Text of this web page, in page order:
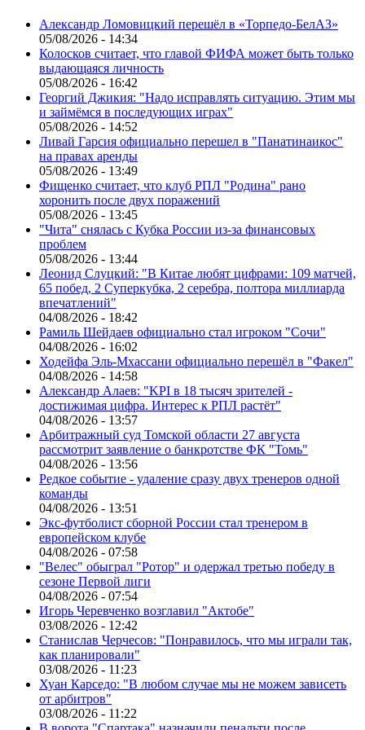
Александр Ломовицкий перешёл в «Торпедо-БелАЗ»
05/08/2026 - 14:34
Колосков считает, что главой ФИФА может быть только
выдающаяся личность
05/08/2026 - 16:42
Георгий Джикия: "Надо исправлять ситуацию. Этим мы
и займёмся в последующих играх"
05/08/2026 - 14:52
Ливай Гарсия официально перешел в "Панатинаикос"
на правах аренды
05/08/2026 - 13:49
Фищенко считает, что клуб РПЛ "Родина" рано
хоронить после двух поражений
05/08/2026 - 13:45
"Чита" снялась с Кубка России из-за финансовых
проблем
05/08/2026 - 13:44
Леонид Слуцкий: "В Китае любят цифрами: 109 матчей,
65 побед, 2 Суперкубка, 2 серебра, полтора миллиарда
впечатлений"
04/08/2026 - 18:42
Рамиль Шейдаев официально стал игроком "Сочи"
04/08/2026 - 16:02
Ходейфа Эль-Мхассани официально перешёл в "Факел"
04/08/2026 - 14:58
Александр Алаев: "KPI в 18 тысяч зрителей -
достижимая цифра. Интерес к РПЛ растёт"
04/08/2026 - 13:57
Арбитражный суд Томской области 27 августа
рассмотрит заявление о банкротстве ФК "Томь"
04/08/2026 - 13:56
Редкое событие - удаление сразу двух тренеров одной
команды
04/08/2026 - 13:51
Экс-футболист сборной России стал тренером в
европейском клубе
04/08/2026 - 07:58
"Велес" обыграл "Ротор" и одержал третью победу в
сезоне Первой лиги
04/08/2026 - 07:54
Игорь Черевченко возглавил "Актобе"
03/08/2026 - 12:42
Станислав Черчесов: "Понравилось, что мы играли так,
как планировали"
03/08/2026 - 11:23
Хуан Карседо: "В любом случае мы не можем зависеть
от арбитров"
03/08/2026 - 11:22